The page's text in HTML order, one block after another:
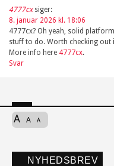
4777cx siger:
8. januar 2026 kl. 18:06
4777cx? Oh yeah, solid
stuff to do. Worth checking out
More info here 4777cx.
Svar
A A A
NYHEDSBREV